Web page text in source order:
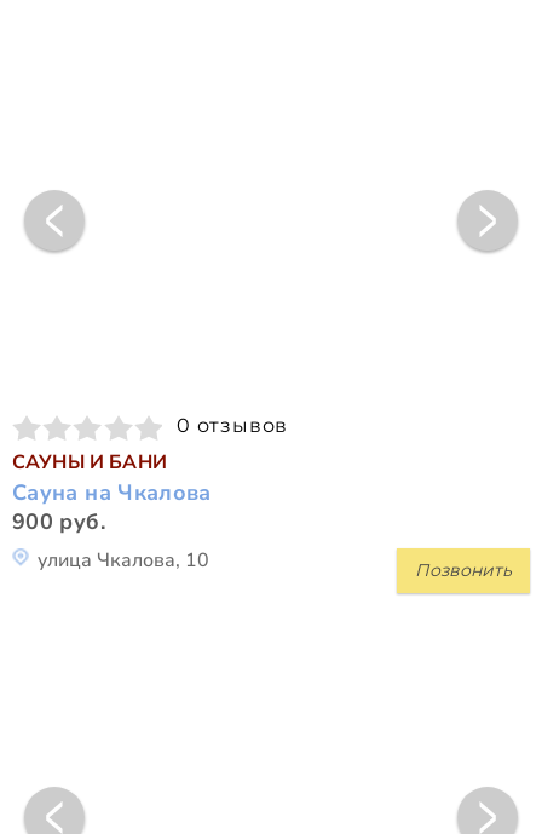
0 отзывов
САУНЫ И БАНИ
Сауна на Чкалова
900 руб.
Позвонить
улица Чкалова, 10